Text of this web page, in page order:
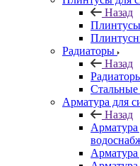
Назад
Плинтусы
Радиаторы
Назад
Стальные
Арматура для
Назад
Арматура
Арматура